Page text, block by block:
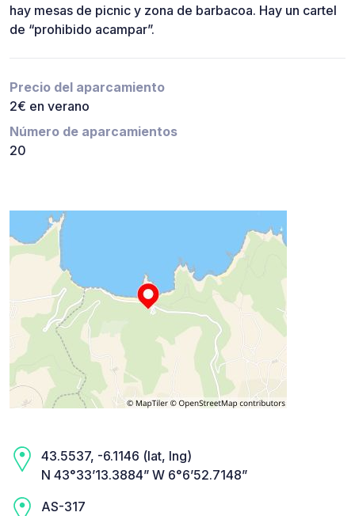
hay mesas de picnic y zona de barbacoa. Hay un cartel
de “prohibido acampar”.
Precio del aparcamiento
2€ en verano
Número de aparcamientos
20
43.5537, -6.1146 (lat, lng)
N 43°33’13.3884” W 6°6’52.7148”
AS-317